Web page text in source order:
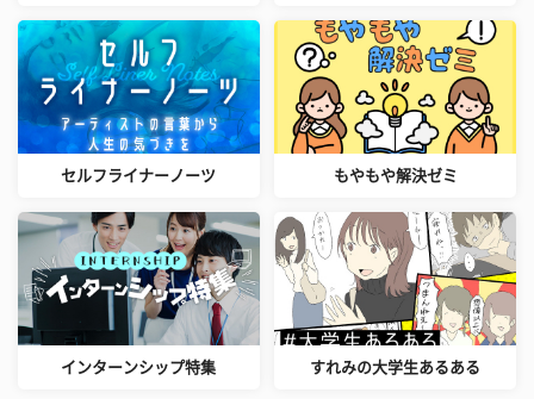
セルフライナーノーツ もやもや解決ゼミ
インターンシップ特集 すれみの大学生あるある